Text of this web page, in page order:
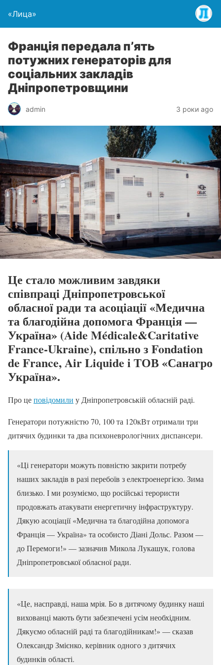
«Лица»
Франція передала пʼять
потужних генераторів для
соціальних закладів
Дніпропетровщини
admin 3 роки ago
Це стало можливим завдяки
співпраці Дніпропетровської
обласної ради та асоціації «Медична
та благодійна допомога Франція —
Україна» (Aide Médicale&Caritative
France-Ukraine), спільно з Fondation
de France, Air Liquide і ТОВ «Санагро
Україна».
Про цеповідомили у Дніпропетровській обласній раді.
Генератори потужністю 70, 100 та 120кВт отримали три
дитячих будинки та два психоневрологічних диспансери.
«Ці генератори можуть повністю закрити потребу
наших закладів в разі перебоїв з електроенергією. Зима
близько. І ми розуміємо, що російські терористи
продовжать атакувати енергетичну інфраструктуру.
Дякую асоціації «Медична та благодійна допомога
Франція — Україна» та особисто Діані Дольс. Разом —
до Перемоги!» — зазначив Микола Лукашук, голова
Дніпропетровської обласної ради.
«Це, насправді, наша мрія. Бо в дитячому будинку наші
вихованці мають бути забезпечені усім необхідним.
Дякуємо обласній раді та благодійникам!» — сказав
Олександр Змієнко, керівник одного з дитячих
будинків області.